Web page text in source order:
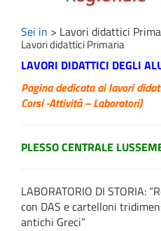
Sei in > Lavori didattici
Lavori didattici Primaria
LAVORI DIDATTICI DEGLI
Pagina dedicata ai lavori
Corsi -Attività – Laboratori)
PLESSO CENTRALE
LABORATORIO DI STORIA:
con DAS e cartelloni
antichi Greci”